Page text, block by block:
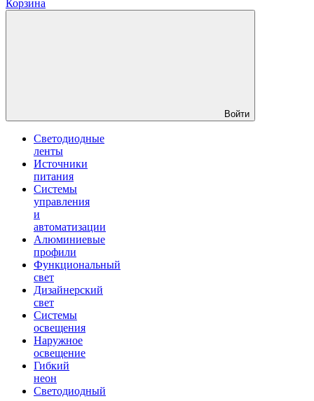
Корзина
Войти
Светодиодные
ленты
Источники
питания
Системы
управления
и
автоматизации
Алюминиевые
профили
Функциональный
свет
Дизайнерский
свет
Системы
освещения
Наружное
освещение
Гибкий
неон
Светодиодный